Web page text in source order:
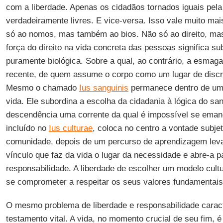
com a liberdade. Apenas os cidadãos tornados iguais
verdadeiramente livres. E vice-versa. Isso vale muito
só ao nomos, mas também ao bios. Não só ao direito,
força do direito na vida concreta das pessoas significa
puramente biológica. Sobre a qual, ao contrário, a
recente, de quem assume o corpo como um lugar de
Mesmo o chamado Ius sanguinis permanece dentro de
vida. Ele subordina a escolha da cidadania à lógica do
descendência uma corrente da qual é impossível se
incluído no Ius culturae, coloca no centro a vontade
comunidade, depois de um percurso de aprendizagem
vínculo que faz da vida o lugar da necessidade e abre-a
responsabilidade. A liberdade de escolher um modelo
se comprometer a respeitar os seus valores
O mesmo problema de liberdade e responsabilidade
testamento vital. A vida, no momento crucial de seu fim,